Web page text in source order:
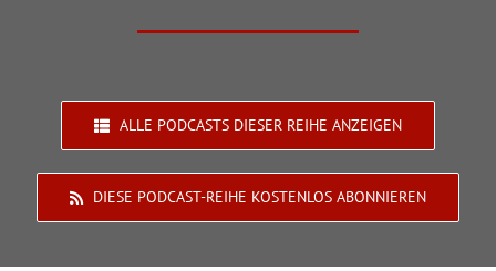
ALLE PODCASTS DIESER REIHE ANZEIGEN
DIESE PODCAST-REIHE KOSTENLOS ABONNIEREN